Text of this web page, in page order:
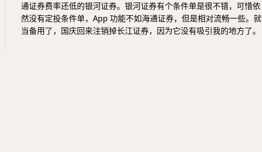
通证券费率还低的银河证券。银河证券有个条件单是很不错，可惜依
然没有定投条件单，App 功能不如海通证券，但是相对流畅一些。就
当备用了，国庆回来注销掉长江证券，因为它没有吸引我的地方了。